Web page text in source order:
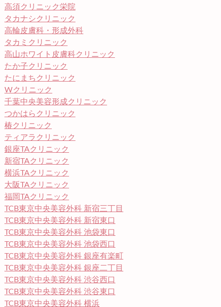
高須クリニック栄院
タカナシクリニック
高輪皮膚科・形成外科
タカミクリニック
高山ホワイト皮膚科クリニック
たか子クリニック
たにまちクリニック
Wクリニック
千葉中央美容形成クリニック
つかはらクリニック
椿クリニック
ティアラクリニック
銀座TAクリニック
新宿TAクリニック
横浜TAクリニック
大阪TAクリニック
福岡TAクリニック
TCB東京中央美容外科 新宿三丁目
TCB東京中央美容外科 新宿東口
TCB東京中央美容外科 池袋東口
TCB東京中央美容外科 池袋西口
TCB東京中央美容外科 銀座有楽町
TCB東京中央美容外科 銀座二丁目
TCB東京中央美容外科 渋谷西口
TCB東京中央美容外科 渋谷東口
TCB東京中央美容外科 横浜